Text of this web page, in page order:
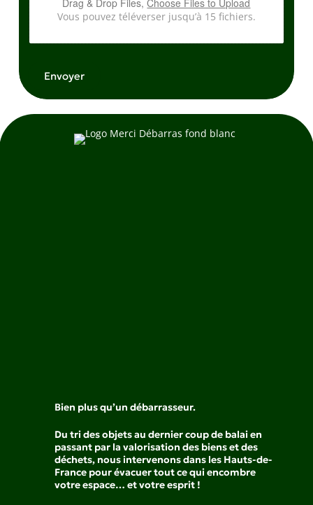
Vous pouvez téléverser jusqu’à 15 fichiers.
Envoyer
Bien plus qu’un débarrasseur.
Du tri des objets au dernier coup de balai en
passant par la valorisation des biens et des
déchets, nous intervenons dans les Hauts-de-
France pour évacuer tout ce qui encombre
votre espace… et votre esprit !